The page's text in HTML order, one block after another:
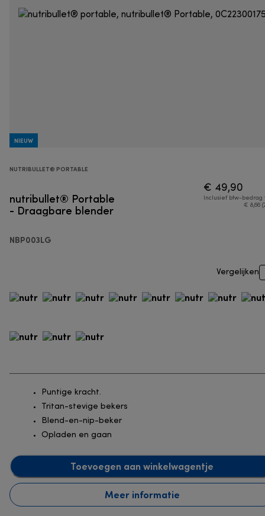
NIEUW
NUTRIBULLET® PORTABLE
nutribullet® Portable
- Draagbare blender
NBP003LG
€ 49,90
Inclusief btw-bedrag
€ 8,66
Vergelijken
Puntige kracht.
Tritan-stevige bekers
Blend-en-nip-beker
Opladen en gaan
Toevoegen aan winkelwagentje
Meer informatie